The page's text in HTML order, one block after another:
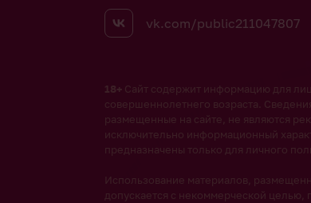
vk.com/public211047807
18+Сайт содержит информацию для
совершеннолетнего возраста.
размещенные на сайте, не являются
исключительно информационный
предназначены только для личного
Использование материалов,
допускается с некоммерческой целью,